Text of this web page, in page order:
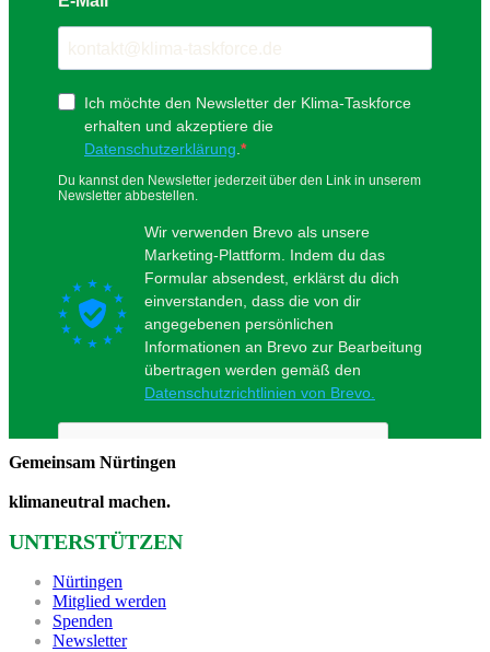
Gemeinsam Nürtingen
klimaneutral machen.
UNTERSTÜTZEN
Nürtingen
Mitglied werden
Spenden
Newsletter